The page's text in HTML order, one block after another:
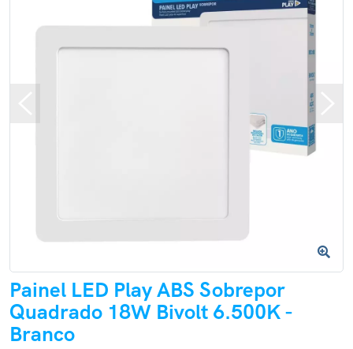
Painel LED Play ABS Sobrepor
Quadrado 18W Bivolt 6.500K -
Branco